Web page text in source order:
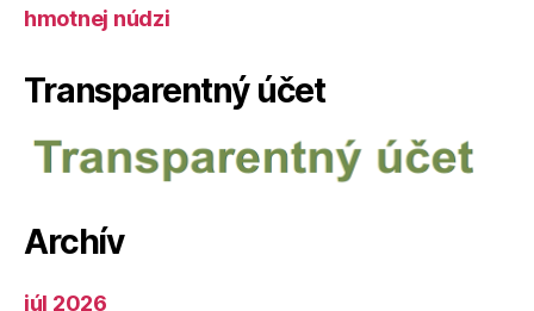
hmotnej núdzi
Transparentný účet
Archív
júl 2026